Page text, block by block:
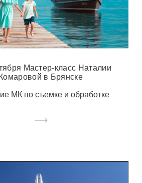
Мастер-класс Наталии
Комаровой в Брянске
МК по съемке и обработке